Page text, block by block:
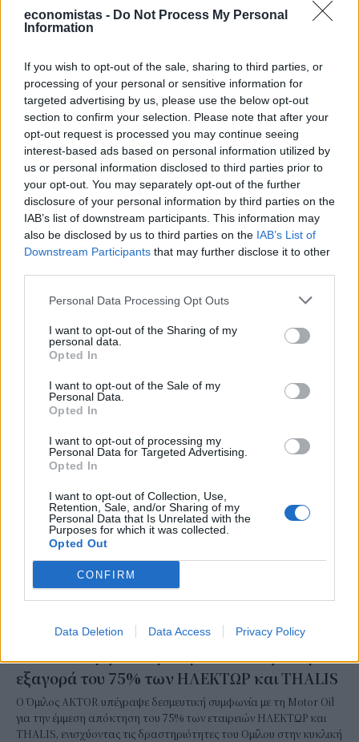
economistas - Do Not Process My Personal
Information
If you wish to opt-out of the sale, sharing to third parties, or
processing of your personal or sensitive information for
targeted advertising by us, please use the below opt-out
section to confirm your selection. Please note that after your
opt-out request is processed you may continue seeing
interest-based ads based on personal information utilized by
us or personal information disclosed to third parties prior to
your opt-out. You may separately opt-out of the further
disclosure of your personal information by third parties on the
IAB’s list of downstream participants. This information may
also be disclosed by us to third parties on the IAB’s List of
Downstream Participants that may further disclose it to other
Personal Data Processing Opt Outs
I want to opt-out of the Sharing of my
personal data.
Opted In
I want to opt-out of the Sale of my
Personal Data.
Opted In
I want to opt-out of processing my
Personal Data for Targeted Advertising.
Opted In
I want to opt-out of Collection, Use,
Retention, Sale, and/or Sharing of my
Personal Data that Is Unrelated with the
Purposes for which it was collected.
Opted Out
CONFIRM
Data Deletion Data Access Privacy Policy
διαφορετικά Pokémon στο λουράκι του. Το νέο μοντέλο φέρει την
ονομασία GA110PKM-7A και δημιουργήθηκε για να τιμήσει την 30ή
NEWSROOM/06 Αυγ 2026
Metlen: Ρεκόρ εξαμήνου με EBITDA 550 εκατ.
ευρώ και στόχο έως 1,15 δισ.
Σε ισχυρή αναπτυξιακή τροχιά επέστρεψε η Metlen στο πρώτο
έσοδα, λειτουργική κερδοφορία και καθαρά κέρδη.
NEWSROOM/06 Αυγ 2026
ΕΠΙΧΕΙΡΗΣΕΙΣ
AKTOR: Συμφωνία με τη Motor Oil για την
εξαγορά του 75% των ΗΛΕΚΤΩΡ και THALIS
Ο Όμιλος AKTOR υπέγραψε δεσμευτική συμφωνία με τη Motor Oil
για την έμμεση απόκτηση του 75% των εταιρειών ΗΛΕΚΤΩΡ και
THALIS, ενισχύοντας τις δραστηριότητες του Ομίλου στην κυκλική